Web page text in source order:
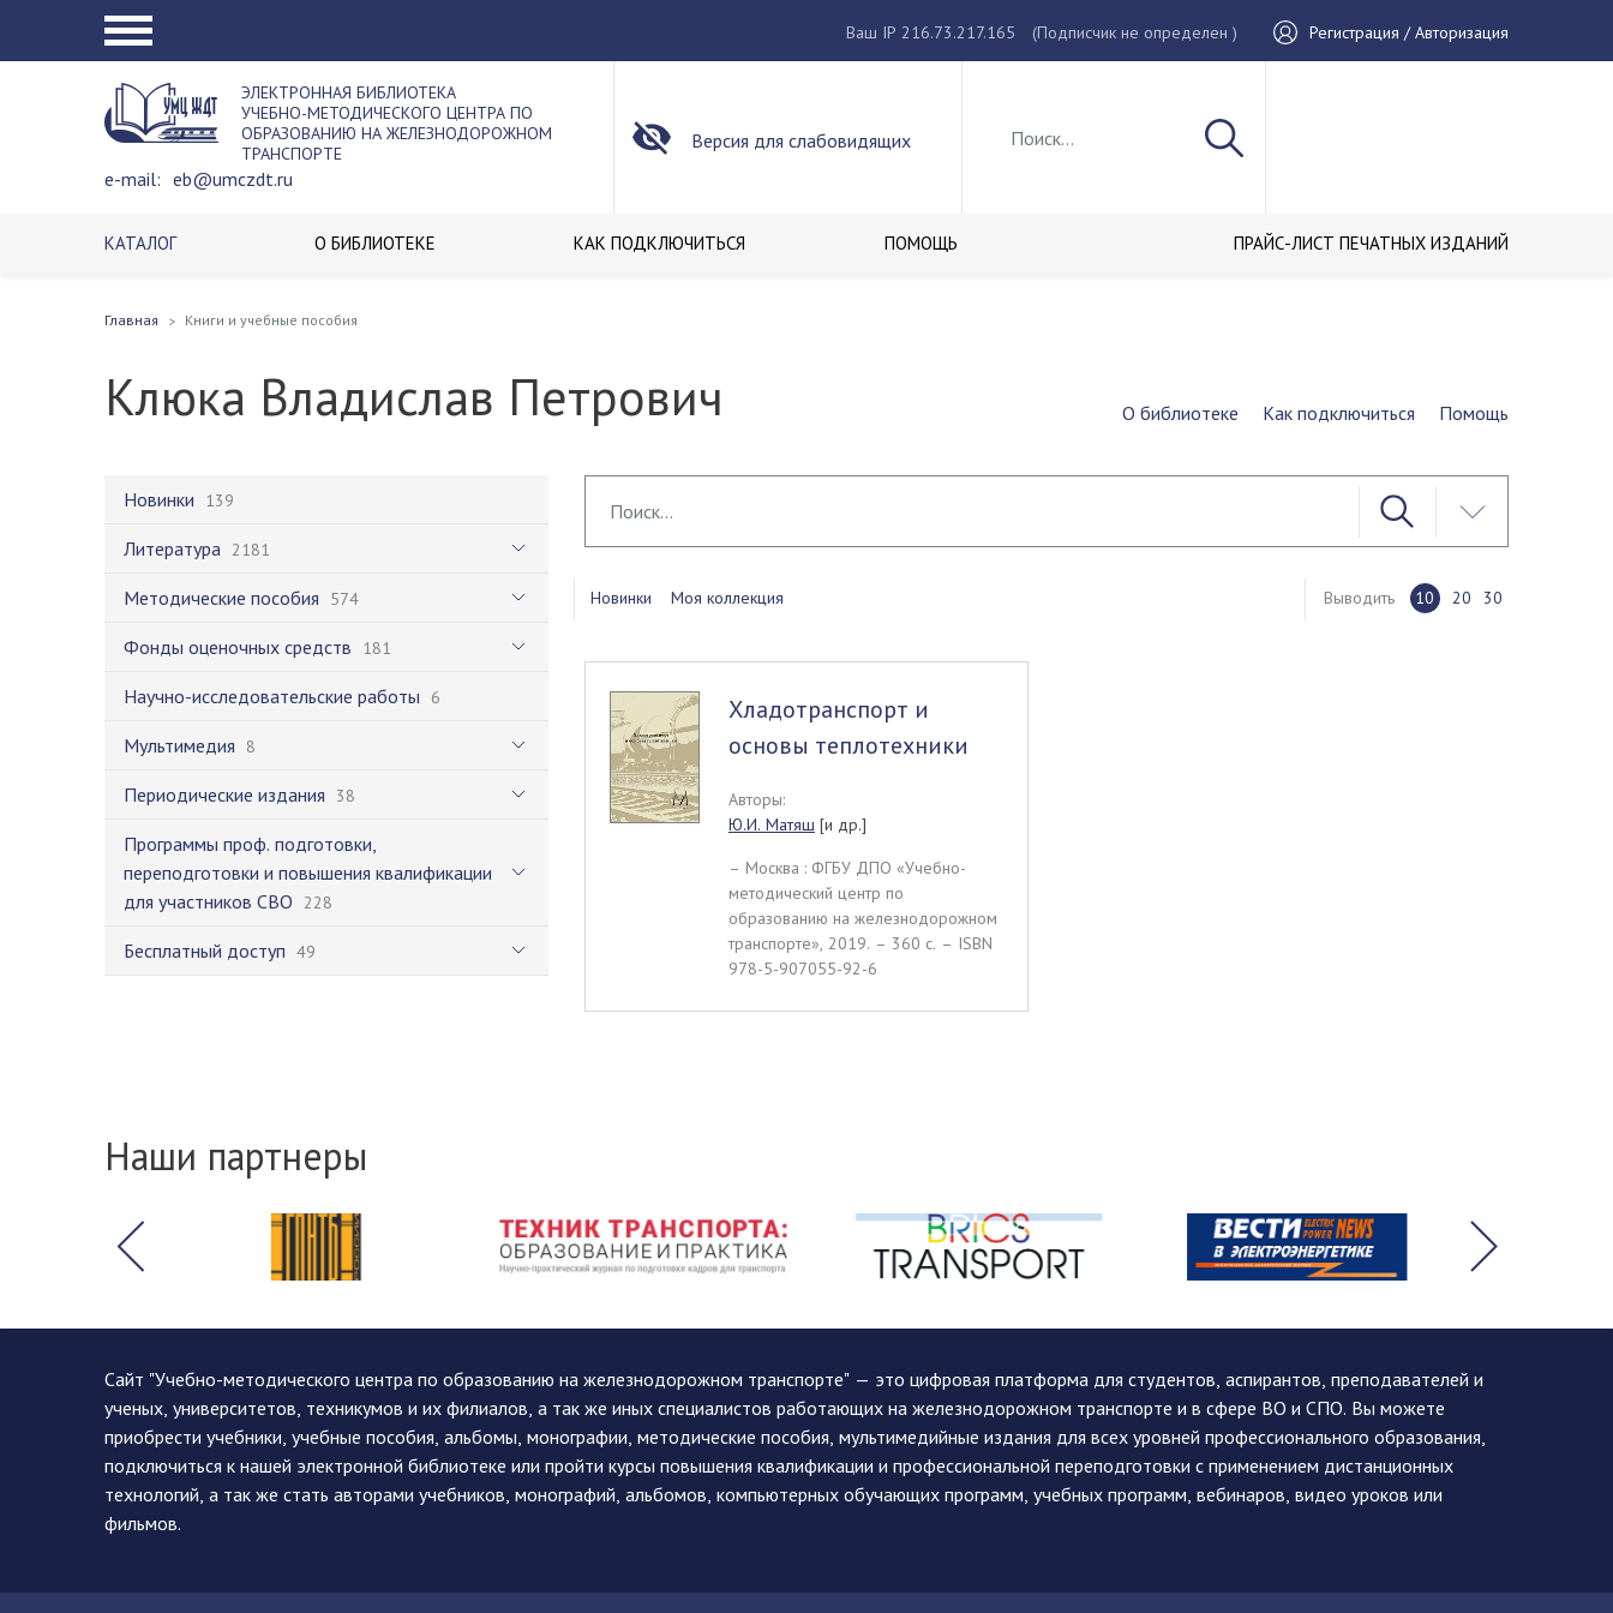
Ваш IP 216.73.217.165 (Подписчик не определен ) Регистрация / Авторизация
ЭЛЕКТРОННАЯ БИБЛИОТЕКА
УЧЕБНО-МЕТОДИЧЕСКОГО ЦЕНТРА ПО
ОБРАЗОВАНИЮ НА ЖЕЛЕЗНОДОРОЖНОМ
ТРАНСПОРТЕ
e-mail: eb@umczdt.ru
Версия для слабовидящих
КАТАЛОГ О БИБЛИОТЕКЕ КАК ПОДКЛЮЧИТЬСЯ ПОМОЩЬ ПРАЙС-ЛИСТ ПЕЧАТНЫХ ИЗДАНИЙ
Главная Книги и учебные пособия
Клюка Владислав Петрович О библиотеке Как подключиться Помощь
Новинки 139
Литература 2181
Методические пособия 574
Фонды оценочных средств 181
Научно-исследовательские работы 6
Мультимедия 8
Периодические издания 38
Программы проф. подготовки,
переподготовки и повышения квалификации
для участников СВО 228
Бесплатный доступ 49
Новинки Моя коллекция Выводить 10 20 30
Хладотранспорт и
основы теплотехники
Авторы:
Ю.И. Матяш [и др.]
– Москва : ФГБУ ДПО «Учебно-
методический центр по
образованию на железнодорожном
транспорте», 2019. – 360 c. – ISBN
978-5-907055-92-6
Наши партнеры
Сайт "Учебно-методического центра по образованию на железнодорожном транспорте" — это цифровая платформа для студентов, аспирантов, преподавателей и
ученых, университетов, техникумов и их филиалов, а так же иных специалистов работающих на железнодорожном транспорте и в сфере ВО и СПО. Вы можете
приобрести учебники, учебные пособия, альбомы, монографии, методические пособия, мультимедийные издания для всех уровней профессионального образования,
подключиться к нашей электронной библиотеке или пройти курсы повышения квалификации и профессиональной переподготовки с применением дистанционных
технологий, а так же стать авторами учебников, монографий, альбомов, компьютерных обучающих программ, учебных программ, вебинаров, видео уроков или
фильмов.